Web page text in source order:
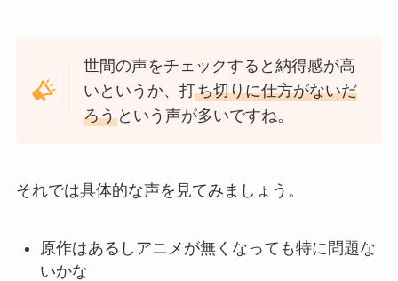
世間の声をチェックすると納得感が高
いというか、打ち切りに仕方がないだ
ろう という声が多いですね。
それでは具体的な声を見てみましょう。
原作はあるしアニメが無くなっても特に問題な
いかな